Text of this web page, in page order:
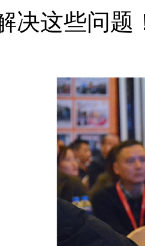
决这些问题